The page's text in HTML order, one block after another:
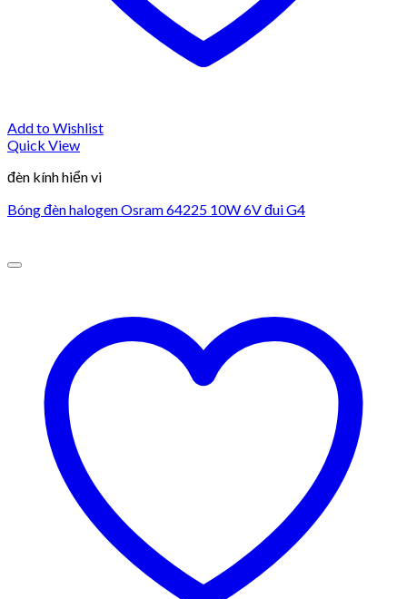
Add to Wishlist
Quick View
đèn kính hiển vi
Bóng đèn halogen Osram 64225 10W 6V đui G4